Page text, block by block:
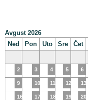
Avgust 2026
Ned
Pon Uto Sre Čet
2 3 4 5 6
9 10 11 12 13
16 17 18 19 20